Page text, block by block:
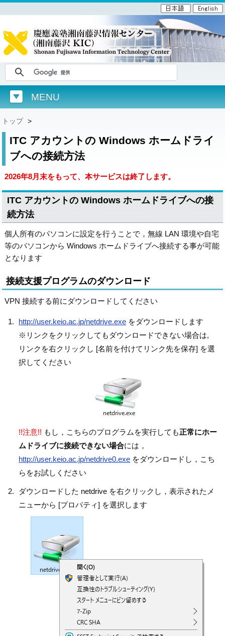
MENU
トップ >
ITC アカウントの Windows ホームドライ
ブへの接続方法
2026年8月末をもって、本サービスは終了します。
ITC アカウントの Windows ホームドライブへの接
続方法
個人所有のパソコンに設定を行うことで，無線 LAN 環境や自宅
等のパソコンから Windows ホームドライブへ接続する事が可能
となります
接続支援プログラムのダウンロード
VPN 接続する前にダウンロードしてください
http://user.keio.ac.jp/netdrive.exe をダウンロードします
※リンクをクリックしてもダウンロードできない場合は,
リンクを右クリックし [名前を付けてリンク先を保存] を選
択してください
!!注意!! もし，こちらのプログラムを実行しても正常にホー
ムドライブに接続できない場合には，
http://user.keio.ac.jp/netdrive0.exe をダウンロードし，こち
らをお試しください
ダウンロードした netdrive を右クリックし，表示されたメ
ニューから [プロパティ] を選択します